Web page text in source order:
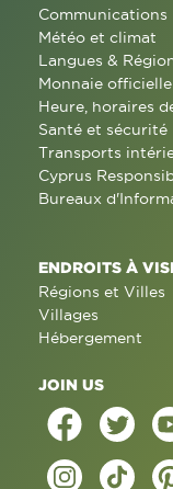
Communications
Météo et climat
Langues &
Monnaie
Heure, horaires
Santé et sécurité
Transports
Cyprus
Bureaux
ENDROITS À
Régions et Villes
Villages
Hébergement
JOIN US